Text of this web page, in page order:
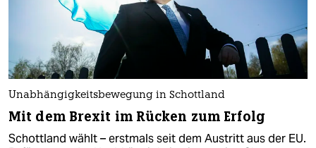
Unabhängigkeitsbewegung in Schottland
Mit dem Brexit im Rücken zum Erfolg
Schottland wählt – erstmals seit dem Austritt aus der EU.